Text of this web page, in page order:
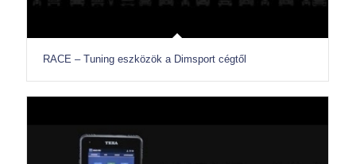
RACE – Tuning eszközök a Dimsport cégtől